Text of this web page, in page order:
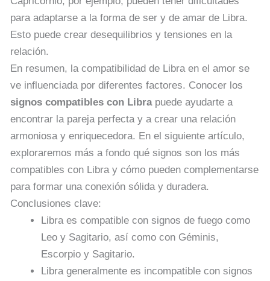
para adaptarse a la forma de ser y de amar de Libra.
Esto puede crear desequilibrios y tensiones en la
relación.
En resumen, la compatibilidad de Libra en el amor se
ve influenciada por diferentes factores. Conocer los
signos compatibles con Librapuede ayudarte a
encontrar la pareja perfecta y a crear una relación
armoniosa y enriquecedora. En el siguiente artículo,
exploraremos más a fondo qué signos son los más
compatibles con Libra y cómo pueden complementarse
para formar una conexión sólida y duradera.
Conclusiones clave:
Libra es compatible con signos de fuego como
Leo y Sagitario, así como con Géminis,
Escorpio y Sagitario.
Libra generalmente es incompatible con signos